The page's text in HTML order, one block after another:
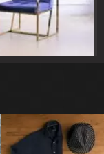
Фотосъемка одежды
в раскладку или на
модели